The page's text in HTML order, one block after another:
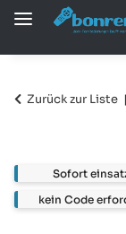
Zurück zur Liste